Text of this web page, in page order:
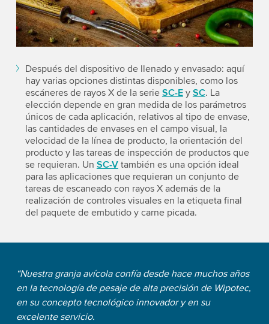
Después del dispositivo de llenado y envasado: aquí
hay varias opciones distintas disponibles, como los
escáneres de rayos X de la serie SC-Ey SC. La
elección depende en gran medida de los parámetros
únicos de cada aplicación, relativos al tipo de envase,
las cantidades de envases en el campo visual, la
velocidad de la línea de producto, la orientación del
producto y las tareas de inspección de productos que
se requieran. Un SC-Vtambién es una opción ideal
para las aplicaciones que requieran un conjunto de
tareas de escaneado con rayos X además de la
realización de controles visuales en la etiqueta final
del paquete de embutido y carne picada.
“Nuestra granja avícola confía desde hace muchos años
en la tecnología de pesaje de alta precisión de Wipotec,
en su concepto tecnológico innovador y en su
excelente servicio.